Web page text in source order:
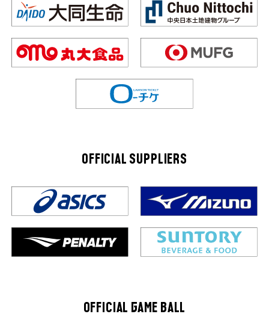
OFFICIAL SUPPLIERS
OFFICIAL GAME BALL